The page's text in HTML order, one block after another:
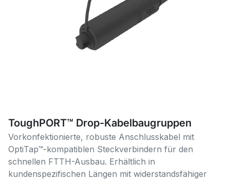
ToughPORT™ Drop-Kabelbaugruppen
Vorkonfektionierte, robuste Anschlusskabel mit
OptiTap™-kompatiblen Steckverbindern für den
schnellen FTTH-Ausbau. Erhältlich in
kundenspezifischen Längen mit widerstandsfähiger